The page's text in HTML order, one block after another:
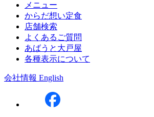
メニュー
からだ想い定食
店舗検索
よくあるご質問
あばうと大戸屋
各種表示について
会社情報 English